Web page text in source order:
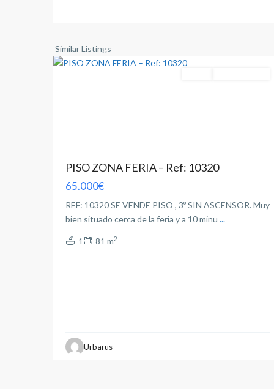
Similar Listings
capital
PISO ZONA FERIA – Ref: 10320
65.000€
REF: 10320 SE VENDE PISO , 3º SIN ASCENSOR. Muy
bien situado cerca de la feria y a 10 minu ...
1 81 m2
Urbarus